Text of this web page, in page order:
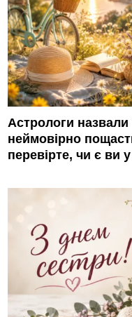
Астрологи назвали
неймовірно
перевірте, чи є ви